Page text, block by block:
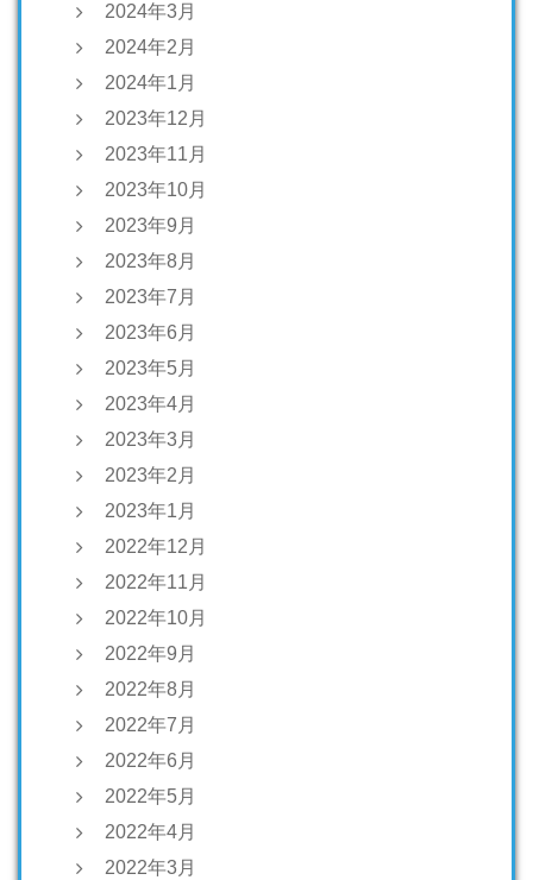
2024年3月
2024年2月
2024年1月
2023年12月
2023年11月
2023年10月
2023年9月
2023年8月
2023年7月
2023年6月
2023年5月
2023年4月
2023年3月
2023年2月
2023年1月
2022年12月
2022年11月
2022年10月
2022年9月
2022年8月
2022年7月
2022年6月
2022年5月
2022年4月
2022年3月